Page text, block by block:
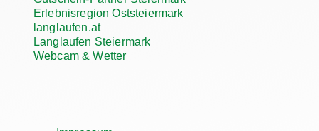
Erlebnisregion Oststeiermark
langlaufen.at
Langlaufen Steiermark
Webcam & Wetter